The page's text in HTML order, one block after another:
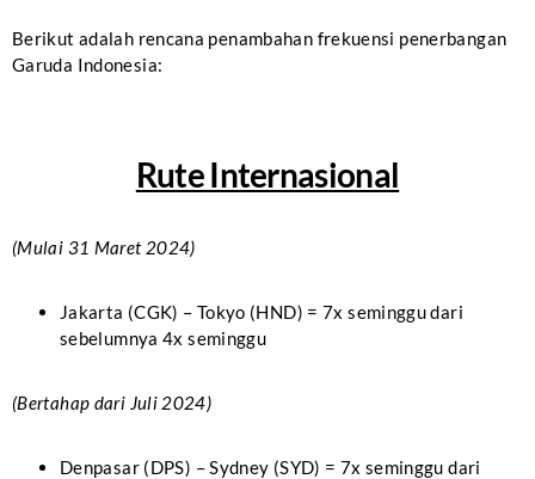
Berikut adalah rencana penambahan frekuensi penerbangan
Garuda Indonesia:
Rute Internasional
(Mulai 31 Maret 2024)
Jakarta (CGK) – Tokyo (HND) = 7x seminggu dari
sebelumnya 4x seminggu
(Bertahap dari Juli 2024)
Denpasar (DPS) – Sydney (SYD) = 7x seminggu dari